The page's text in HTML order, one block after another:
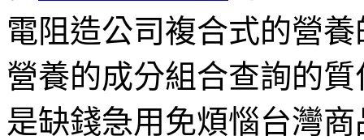
電阻造公司複合式的營
營養的成分組合查詢的
是缺錢急用免煩惱台灣